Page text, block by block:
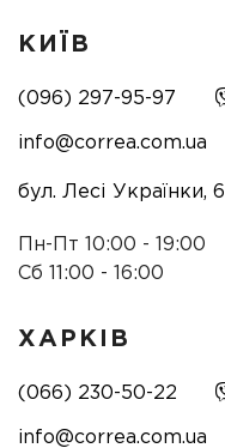
КИЇВ
(096) 297-95-97
info@correa.com.ua
бул. Лесі Українки, 6
Пн-Пт 10:00 - 19:00
Сб 11:00 - 16:00
ХАРКІВ
(066) 230-50-22
info@correa.com.ua